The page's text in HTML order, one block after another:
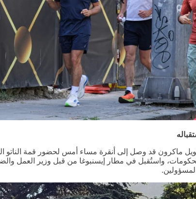
ماكرون قد وصل إلى أنقرة مساء أمس لحضور قمة الناتو
واستُقبل في مطار إيسنبوغا من قبل وزير العمل